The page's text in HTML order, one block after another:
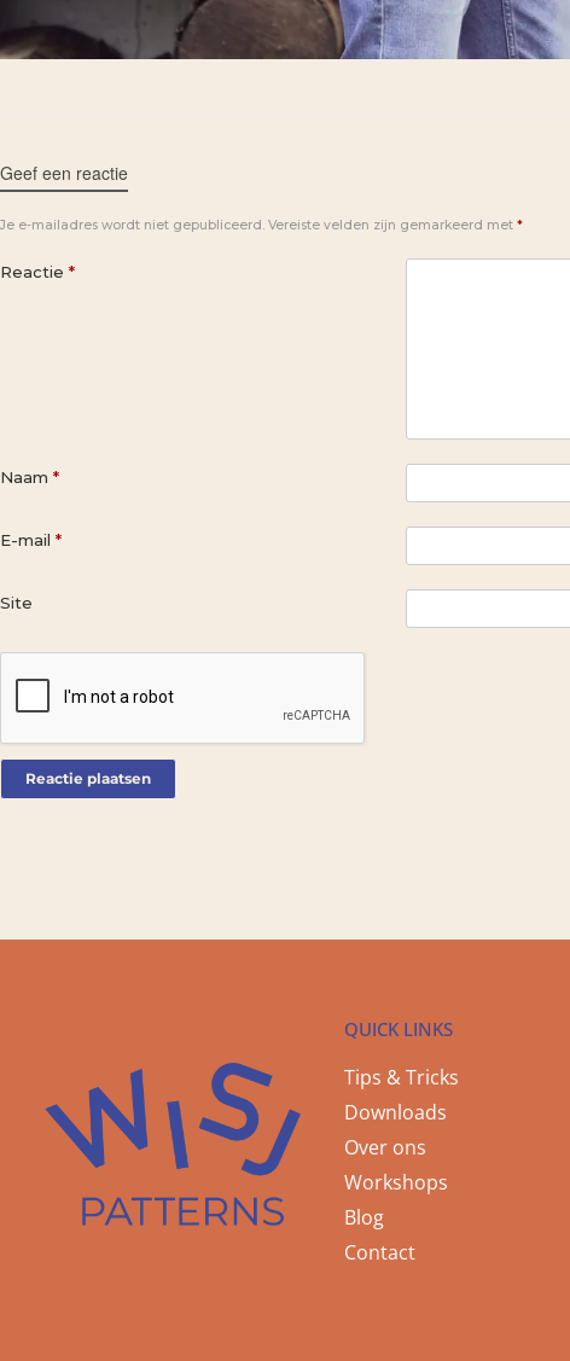
Geef een reactie
Je e-mailadres wordt niet gepubliceerd. Vereiste velden zijn gemarkeerd met *
Reactie *
Naam *
E-mail *
Site
QUICK LINKS
Tips & Tricks
Downloads
Over ons
Workshops
Blog
Contact